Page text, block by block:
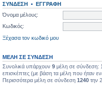
ΣΎΝΔΕΣΗ • ΕΓΓΡΑΦΉ
Όνομα μέλους:
Κωδικός:
Ξέχασα τον κωδικό μου
ΜΈΛΗ ΣΕ ΣΎΝΔΕΣΗ
Συνολικά υπάρχουν 9 μέλη σε σύνδεση:
επισκέπτες (με βάση τα μέλη που ήταν
Περισσότερα μέλη σε σύνδεση 1240 την